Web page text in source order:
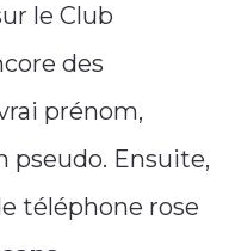
le Club
des
prénom,
pseudo. Ensuite,
téléphone rose